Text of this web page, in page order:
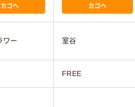
カゴへ カゴへ
ワー 室谷
FREE